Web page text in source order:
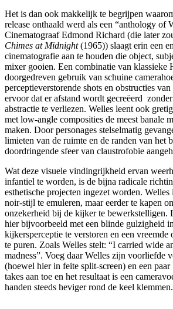
Het is dan ook makkelijk te begrijpen
release onthaald werd als een “anthology of
Cinematograaf Edmond Richard (die later
Chimes at Midnight(1965)) slaagt erin een
cinematografie aan te houden die object,
mixer gooien. Een combinatie van klassieke
doorgedreven gebruik van schuine
perceptieverstorende shots en obstructies
ervoor dat er afstand wordt gecreëerd
abstractie te verliezen. Welles leent ook
met low-angle composities de meest banale
maken. Door personages stelselmatig
limieten van de ruimte en de randen van het
doordringende sfeer van claustrofobie
Wat deze visuele vindingrijkheid ervan
infantiel te worden, is de bijna radicale
esthetische projecten ingezet worden.
noir-stijl te emuleren, maar eerder te kapen
onzekerheid bij de kijker te bewerkstelligen.
hier bijvoorbeeld met een blinde gulzigheid
kijkersperceptie te verstoren en een vreemde
te puren. Zoals Welles stelt: “I carried wide
madness”. Voeg daar Welles zijn voorliefde
(hoewel hier in feite split-screen) en een
takes aan toe en het resultaat is een
handen steeds heviger rond de keel klemmen.